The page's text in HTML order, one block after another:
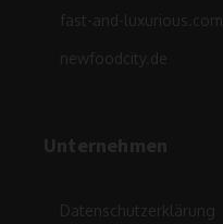
fast-and-luxurious.com
newfoodcity.de
Unternehmen
Datenschutzerklärung